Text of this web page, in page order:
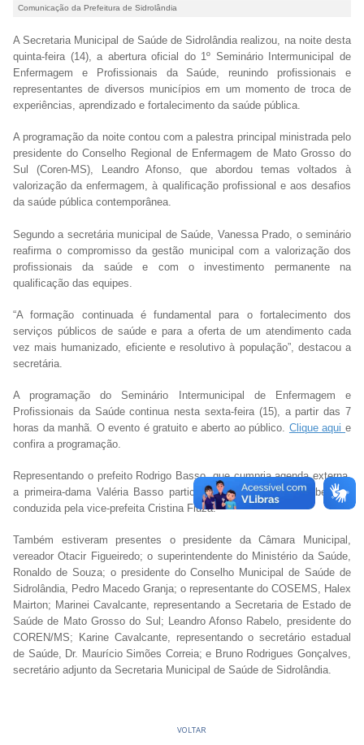
Comunicação da Prefeitura de Sidrolândia
A Secretaria Municipal de Saúde de Sidrolândia realizou, na noite desta
quinta-feira (14), a abertura oficial do 1º Seminário Intermunicipal de
Enfermagem e Profissionais da Saúde, reunindo profissionais e
representantes de diversos municípios em um momento de troca de
experiências, aprendizado e fortalecimento da saúde pública.
A programação da noite contou com a palestra principal ministrada pelo
presidente do Conselho Regional de Enfermagem de Mato Grosso do
Sul (Coren-MS), Leandro Afonso, que abordou temas voltados à
valorização da enfermagem, à qualificação profissional e aos desafios
da saúde pública contemporânea.
Segundo a secretária municipal de Saúde, Vanessa Prado, o seminário
reafirma o compromisso da gestão municipal com a valorização dos
profissionais da saúde e com o investimento permanente na
qualificação das equipes.
“A formação continuada é fundamental para o fortalecimento dos
serviços públicos de saúde e para a oferta de um atendimento cada
vez mais humanizado, eficiente e resolutivo à população”, destacou a
secretária.
A programação do Seminário Intermunicipal de Enfermagem e
Profissionais da Saúde continua nesta sexta-feira (15), a partir das 7
horas da manhã. O evento é gratuito e aberto ao público. Clique aquie
confira a programação.
Representando o prefeito Rodrigo Basso, que cumpria agenda externa,
a primeira-dama Valéria Basso participou da solenidade de abertura,
conduzida pela vice-prefeita Cristina Fiuza.
Também estiveram presentes o presidente da Câmara Municipal,
vereador Otacir Figueiredo; o superintendente do Ministério da Saúde,
Ronaldo de Souza; o presidente do Conselho Municipal de Saúde de
Sidrolândia, Pedro Macedo Granja; o representante do COSEMS, Halex
Mairton; Marinei Cavalcante, representando a Secretaria de Estado de
Saúde de Mato Grosso do Sul; Leandro Afonso Rabelo, presidente do
COREN/MS; Karine Cavalcante, representando o secretário estadual
de Saúde, Dr. Maurício Simões Correia; e Bruno Rodrigues Gonçalves,
secretário adjunto da Secretaria Municipal de Saúde de Sidrolândia.
VOLTAR